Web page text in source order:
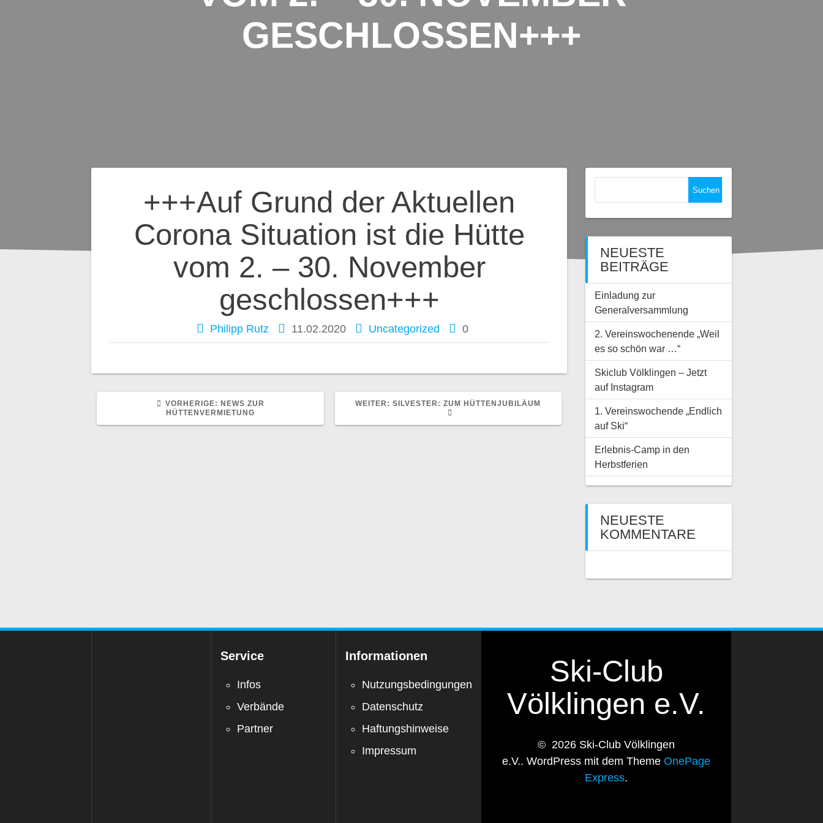
GESCHLOSSEN+++
+++Auf Grund der Aktuellen
Corona Situation ist die Hütte
vom 2. – 30. November
geschlossen+++
Philipp Rutz 11.02.2020 Uncategorized 0
Beitragsnavigation
VORHERIGE: VORHERIGER
BEITRAG:
NEWS ZUR
HÜTTENVERMIETUNG
WEITER: NÄCHSTER
SILVESTER: ZUM HÜTTENJUBILÄUM
NEUESTE
BEITRÄGE
Einladung zur
Generalversammlung
2. Vereinswochenende „Weil
es so schön war …“
Skiclub Völklingen – Jetzt
auf Instagram
1. Vereinswochende „Endlich
auf Ski“
Erlebnis-Camp in den
Herbstferien
NEUESTE
KOMMENTARE
Service
Infos
Verbände
Partner
Informationen
Nutzungsbedingungen
Datenschutz
Haftungshinweise
Impressum
Ski-Club
Völklingen e.V.
© 2026 Ski-Club Völklingen
e.V.. WordPress mit dem ThemeOnePage
Express.